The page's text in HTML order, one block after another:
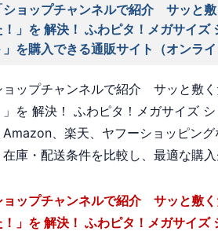
ショップチャンネルで紹介 サッと
！」を 解決！ ふわピタ！メガサイ
」を購入できる通販サイト（オンライ
ョップチャンネルで紹介 サッと敷
」を 解決！ ふわピタ！メガサイズ
Amazon、楽天、ヤフーショッピン
庫・配送条件を比較し、最適な購入
ョップチャンネルで紹介 サッと敷
！」を 解決！ ふわピタ！メガサイ